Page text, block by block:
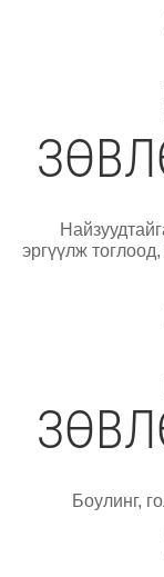
эргүүлж
Боулинг,